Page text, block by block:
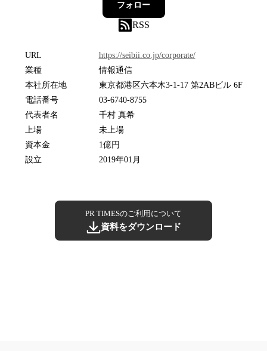
フォロー
RSS
URL
https://seibii.co.jp/corporate/
業種
情報通信
本社所在地
東京都港区六本木3-1-17 第2ABビル 6F
電話番号
03-6740-8755
代表者名
千村 真希
上場
未上場
資本金
1億円
設立
2019年01月
PR TIMESのご利用について
資料をダウンロード